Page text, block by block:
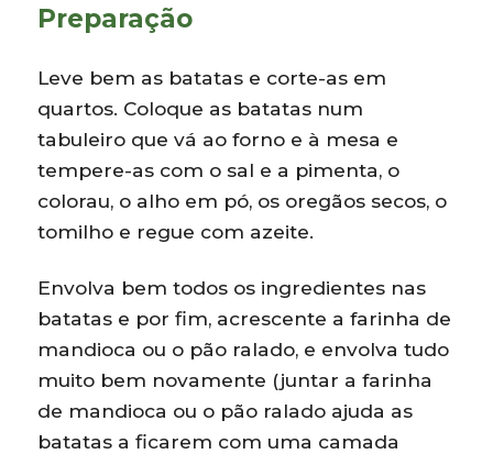
Preparação
Leve bem as batatas e corte-as em
quartos. Coloque as batatas num
tabuleiro que vá ao forno e à mesa e
tempere-as com o sal e a pimenta, o
colorau, o alho em pó, os oregãos secos, o
tomilho e regue com azeite.
Envolva bem todos os ingredientes nas
batatas e por fim, acrescente a farinha de
mandioca ou o pão ralado, e envolva tudo
muito bem novamente (juntar a farinha
de mandioca ou o pão ralado ajuda as
batatas a ficarem com uma camada